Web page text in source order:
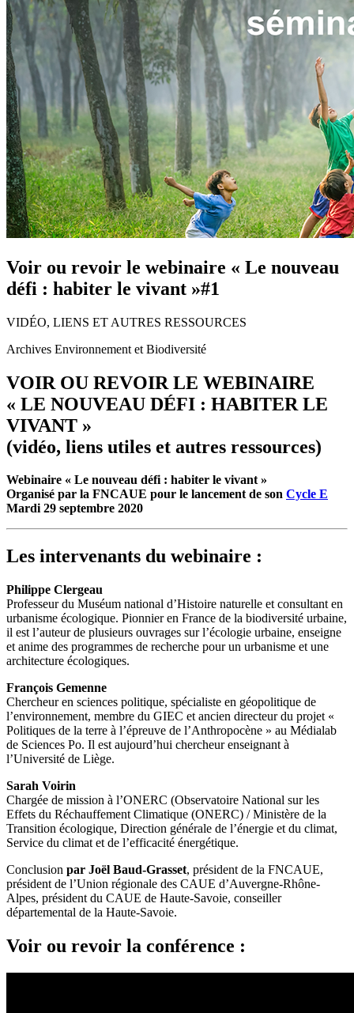
Voir ou revoir le webinaire « Le nouveau
défi : habiter le vivant »#1
VIDÉO, LIENS ET AUTRES RESSOURCES
Archives Environnement et Biodiversité
VOIR OU REVOIR LE WEBINAIRE
« LE NOUVEAU DÉFI : HABITER LE
VIVANT »
(vidéo, liens utiles et autres ressources)
Webinaire « Le nouveau défi : habiter le vivant »
Organisé par la FNCAUE pour le lancement de son Cycle E
Mardi 29 septembre 2020
Les intervenants du webinaire :
Philippe Clergeau
Professeur du Muséum national d’Histoire naturelle et consultant en
urbanisme écologique. Pionnier en France de la biodiversité urbaine,
il est l’auteur de plusieurs ouvrages sur l’écologie urbaine, enseigne
et anime des programmes de recherche pour un urbanisme et une
architecture écologiques.
François Gemenne
Chercheur en sciences politique, spécialiste en géopolitique de
l’environnement, membre du GIEC et ancien directeur du projet «
Politiques de la terre à l’épreuve de l’Anthropocène » au Médialab
de Sciences Po. Il est aujourd’hui chercheur enseignant à
l’Université de Liège.
Sarah Voirin
Chargée de mission à l’ONERC (Observatoire National sur les
Effets du Réchauffement Climatique (ONERC) / Ministère de la
Transition écologique, Direction générale de l’énergie et du climat,
Service du climat et de l’efficacité énergétique.
Conclusion par Joël Baud-Grasset, président de la FNCAUE,
président de l’Union régionale des CAUE d’Auvergne-Rhône-
Alpes, président du CAUE de Haute-Savoie, conseiller
départemental de la Haute-Savoie.
Voir ou revoir la conférence :